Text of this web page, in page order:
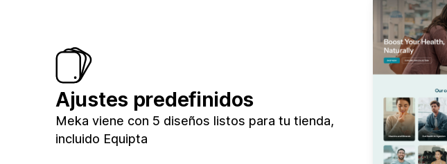
Ajustes predefinidos
Meka viene con 5 diseños listos para tu tienda,
incluido Equipta